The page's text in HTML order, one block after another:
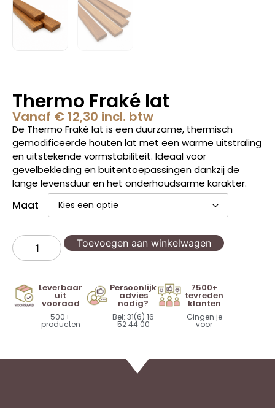
Thermo Fraké lat
Vanaf € 12,30 incl. btw
De Thermo Fraké lat is een duurzame, thermisch
gemodificeerde houten lat met een warme uitstraling
en uitstekende vormstabiliteit. Ideaal voor
gevelbekleding en buitentoepassingen dankzij de
lange levensduur en het onderhoudsarme karakter.
Maat
Toevoegen aan winkelwagen
Leverbaar
uit
vooraad
500+
producten
Persoonlijk
advies
nodig?
Bel: 31(6) 16
52 44 00
7500+
tevreden
klanten
Gingen je
voor